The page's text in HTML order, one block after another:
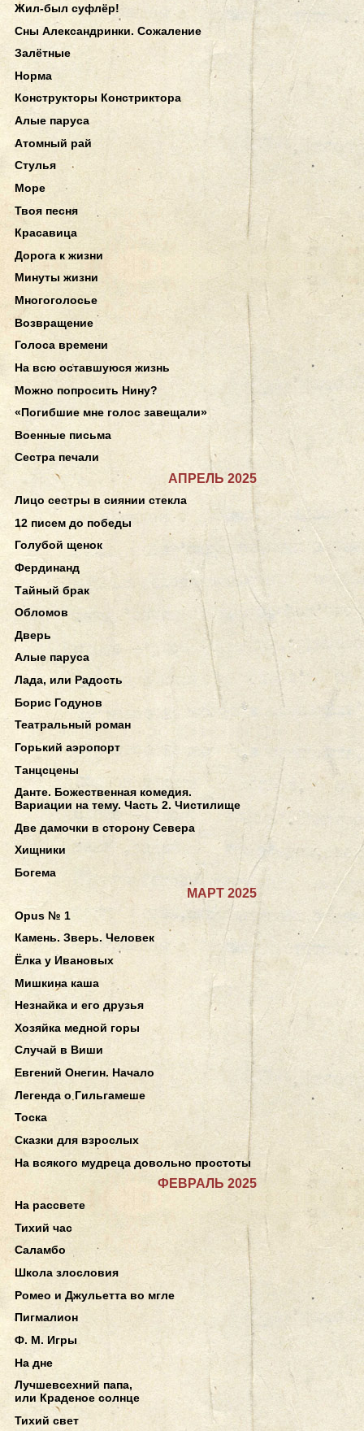
Жил-был суфлёр!
Сны Александринки. Сожаление
Залётные
Норма
Конструкторы Констриктора
Алые паруса
Атомный рай
Стулья
Море
Твоя песня
Красавица
Дорога к жизни
Минуты жизни
Многоголосье
Возвращение
Голоса времени
На всю оставшуюся жизнь
Можно попросить Нину?
«Погибшие мне голос завещали»
Военные письма
Сестра печали
АПРЕЛЬ 2025
Лицо сестры в сиянии стекла
12 писем до победы
Голубой щенок
Фердинанд
Тайный брак
Обломов
Дверь
Алые паруса
Лада, или Радость
Борис Годунов
Театральный роман
Горький аэропорт
Танцсцены
Данте. Божественная комедия.
Вариации на тему. Часть 2. Чистилище
Две дамочки в сторону Севера
Хищники
Богема
МАРТ 2025
Opus № 1
Камень. Зверь. Человек
Ёлка у Ивановых
Мишкина каша
Незнайка и его друзья
Хозяйка медной горы
Случай в Виши
Евгений Онегин. Начало
Легенда о Гильгамеше
Тоска
Сказки для взрослых
На всякого мудреца довольно простоты
ФЕВРАЛЬ 2025
На рассвете
Тихий час
Саламбо
Школа злословия
Ромео и Джульетта во мгле
Пигмалион
Ф. М. Игры
На дне
Лучшевсехний папа,
или Краденое солнце
Тихий свет